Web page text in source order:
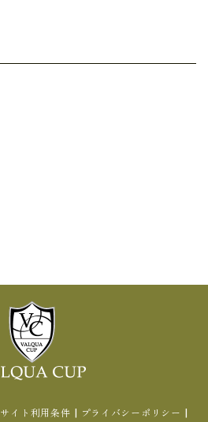
サイト利用条件 | プライバシーポリシー |